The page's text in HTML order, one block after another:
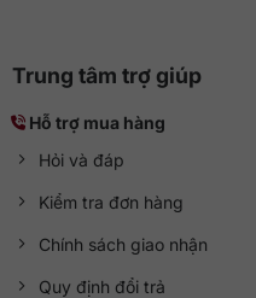
Trung tâm trợ giúp
Hỗ trợ mua hàng
Hỏi và đáp
Kiểm tra đơn hàng
Chính sách giao nhận
Quy định đổi trả